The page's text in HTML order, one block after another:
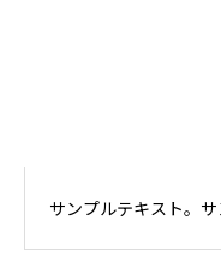
サンプルテキスト。サ